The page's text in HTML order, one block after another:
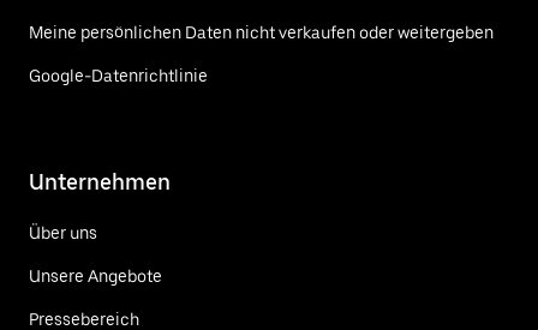
Meine persönlichen Daten nicht verkaufen oder weitergeben
Google-Datenrichtlinie
Unternehmen
Über uns
Unsere Angebote
Pressebereich